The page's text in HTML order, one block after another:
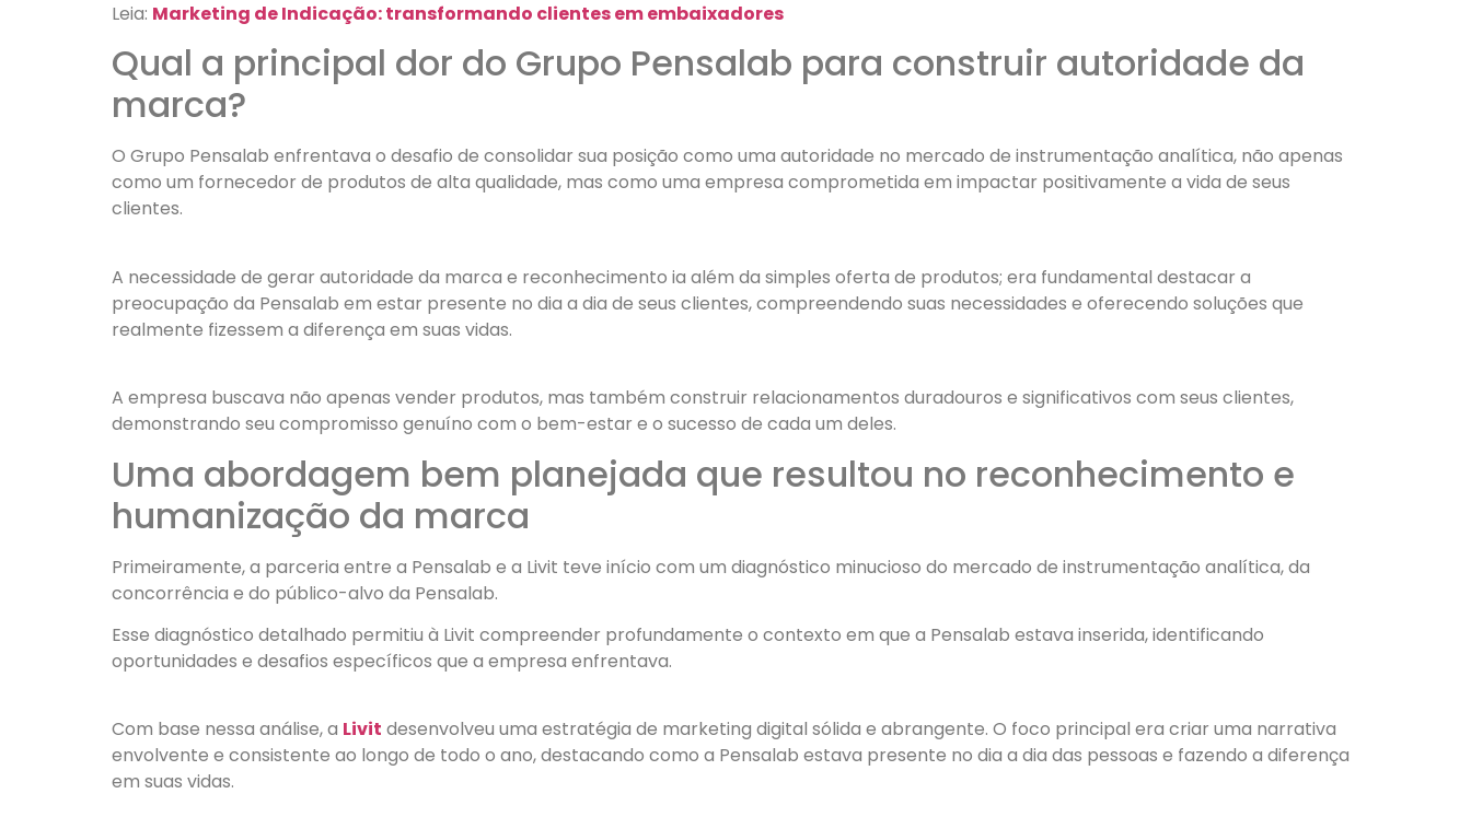
Leia: Marketing de Indicação: transformando clientes em embaixadores
Qual a principal dor do Grupo Pensalab para construir autoridade da
marca?
O Grupo Pensalab enfrentava o desafio de consolidar sua posição como uma autoridade no mercado de instrumentação analítica, não apenas
como um fornecedor de produtos de alta qualidade, mas como uma empresa comprometida em impactar positivamente a vida de seus
clientes.
A necessidade de gerar autoridade da marca e reconhecimento ia além da simples oferta de produtos; era fundamental destacar a
preocupação da Pensalab em estar presente no dia a dia de seus clientes, compreendendo suas necessidades e oferecendo soluções que
realmente fizessem a diferença em suas vidas.
A empresa buscava não apenas vender produtos, mas também construir relacionamentos duradouros e significativos com seus clientes,
demonstrando seu compromisso genuíno com o bem-estar e o sucesso de cada um deles.
Uma abordagem bem planejada que resultou no reconhecimento e
humanização da marca
Primeiramente, a parceria entre a Pensalab e a Livit teve início com um diagnóstico minucioso do mercado de instrumentação analítica, da
concorrência e do público-alvo da Pensalab.
Esse diagnóstico detalhado permitiu à Livit compreender profundamente o contexto em que a Pensalab estava inserida, identificando
oportunidades e desafios específicos que a empresa enfrentava.
Com base nessa análise, a Livit desenvolveu uma estratégia de marketing digital sólida e abrangente. O foco principal era criar uma narrativa
envolvente e consistente ao longo de todo o ano, destacando como a Pensalab estava presente no dia a dia das pessoas e fazendo a diferença
em suas vidas.